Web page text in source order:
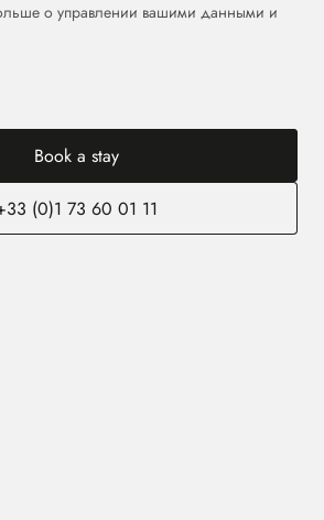
о управлении вашими данными и
Book a stay
(0)1 73 60 01 11